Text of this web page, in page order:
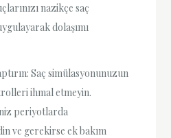
nazikçe saç
dolaşımı
Saç simülasyonunuzun
ihmal etmeyin.
periyotlarda
ve gerekirse ek bakım